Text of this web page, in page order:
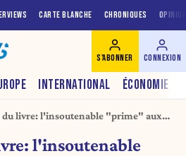
CARTE BLANCHE CHRONIQUES
INTERNATIONAL ÉCONOMIE
S'ABONNER CONNEXION
du livre: l'insoutenable "prime" aux
l'insoutenable